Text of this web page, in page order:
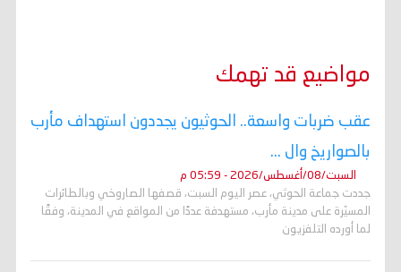
مواضيع قد تهمك
عقب ضربات واسعة.. الحوثيون يجددون استهداف مأرب
بالصواريخ وال ...
السبت/08/أغسطس/2026 - 05:59 م
جددت جماعة الحوثي، عصر اليوم السبت، قصفها الصاروخي وبالطائرات
المسيّرة على مدينة مأرب، مستهدفة عددًا من المواقع في المدينة، وفقًا
لما أورده التلفزيون